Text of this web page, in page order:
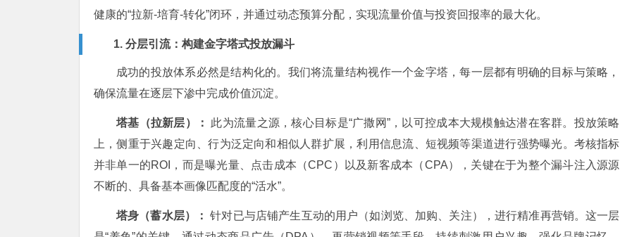
健康的“拉新-培育-转化”闭环，并通过动态预算分配，实现流量价值与投资回报率的最大化。
1. 分层引流：构建金字塔式投放漏斗
成功的投放体系必然是结构化的。我们将流量结构视作一个金字塔，每一层都有明确的目标与策略，
确保流量在逐层下渗中完成价值沉淀。
塔基（拉新层）：
此为流量之源，核心目标是“广撒网”，以可控成本大规模触达潜在客群。投放策略
上，侧重于兴趣定向、行为泛定向和相似人群扩展，利用信息流、短视频等渠道进行强势曝光。考核指标
并非单一的ROI，而是曝光量、点击成本（CPC）以及新客成本（CPA），关键在于为整个漏斗注入源源
不断的、具备基本画像匹配度的“活水”。
塔身（蓄水层）： 针对已与店铺产生互动的用户（如浏览、加购、关注），进行精准再营销。这一层